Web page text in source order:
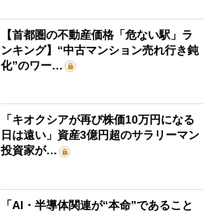
【首都圏の不動産価格「危ない駅」ラ
ンキング】“中古マンション売れ行き鈍
化”のワー…
「キオクシアが再び株価10万円になる
日は遠い」資産3億円超のサラリーマン
投資家が…
「AI・半導体関連が“本命”であること